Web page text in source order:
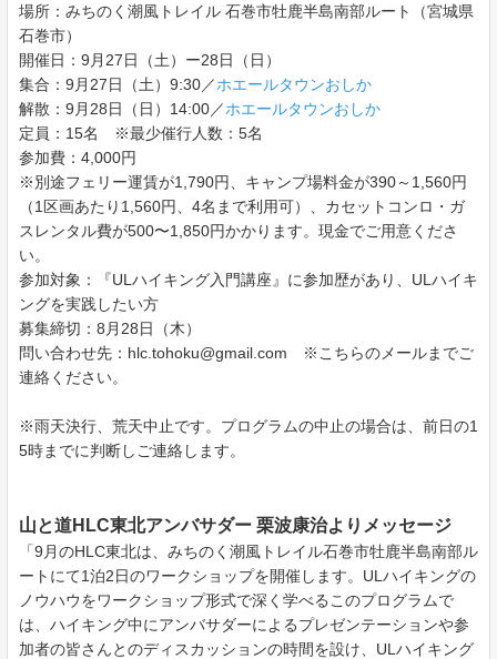
場所：みちのく潮風トレイル 石巻市牡鹿半島南部ルート（宮城県
石巻市）
開催日：9月27日（土）ー28日（日）
集合：9月27日（土）9:30／ホエールタウンおしか
解散：9月28日（日）14:00／ホエールタウンおしか
定員：15名 ※最少催行人数：5名
参加費：4,000円
※別途フェリー運賃が1,790円、キャンプ場料金が390～1,560円
（1区画あたり1,560円、4名まで利用可）、カセットコンロ・ガ
スレンタル費が500〜1,850円かかります。現金でご用意くださ
い。
参加対象：『ULハイキング入門講座』に参加歴があり、ULハイキ
ングを実践したい方
募集締切：8月28日（木）
問い合わせ先：hlc.tohoku@gmail.com ※こちらのメールまでご
連絡ください。
※雨天決行、荒天中止です。プログラムの中止の場合は、前日の1
5時までに判断しご連絡します。
山と道HLC東北アンバサダー 栗波康治よりメッセージ
「9月のHLC東北は、みちのく潮風トレイル石巻市牡鹿半島南部ル
ートにて1泊2日のワークショップを開催します。ULハイキングの
ノウハウをワークショップ形式で深く学べるこのプログラムで
は、ハイキング中にアンバサダーによるプレゼンテーションや参
加者の皆さんとのディスカッションの時間を設け、ULハイキング